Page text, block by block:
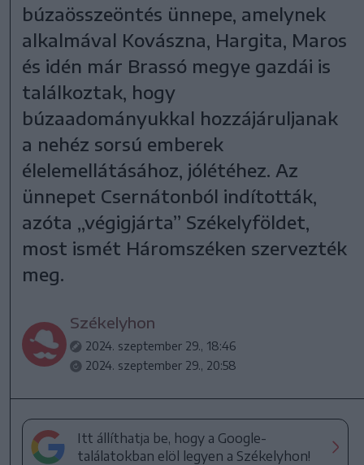
búzaösszeöntés ünnepe, amelynek
alkalmával Kovászna, Hargita, Maros
és idén már Brassó megye gazdái is
találkoztak, hogy
búzaadományukkal hozzájáruljanak
a nehéz sorsú emberek
élelemellátásához, jólétéhez. Az
ünnepet Csernátonból indították,
azóta „végigjárta” Székelyföldet,
most ismét Háromszéken szervezték
meg.
Székelyhon
2024. szeptember 29., 18:46
2024. szeptember 29., 20:58
Itt állíthatja be, hogy a Google-
találatokban elöl legyen a Székelyhon!